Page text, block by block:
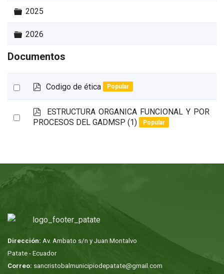
Carpeta
2025
Carpeta
2026
Documentos
Select
an
item
pCodigo de ética Popular
Select
p
d
ESTRUCTURA ORGANICA FUNCIONAL Y POR
PROCESOS DEL GADMSP (1)
Popular
Dirección: Av. Ambato s/n y Juan Montalvo
Patate - Ecuador
Correo: sancristobalmunicipiodepatate@gmail.com